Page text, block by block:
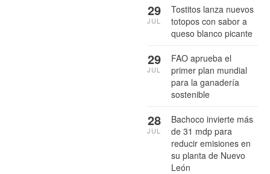
Tostitos lanza nuevos
totopos con sabor a
queso blanco picante
29
JUL
FAO aprueba el
primer plan mundial
para la ganadería
sostenible
29
JUL
Bachoco invierte más
de 31 mdp para
reducir emisiones en
su planta de Nuevo
León
28
JUL